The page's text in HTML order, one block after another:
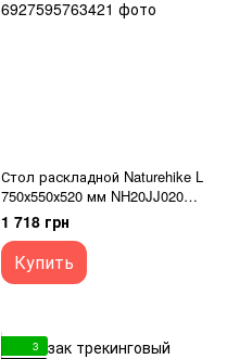
Стол раскладной Naturehike L
750х550х520 мм NH20JJ020
black
1 718 грн
Купить
3